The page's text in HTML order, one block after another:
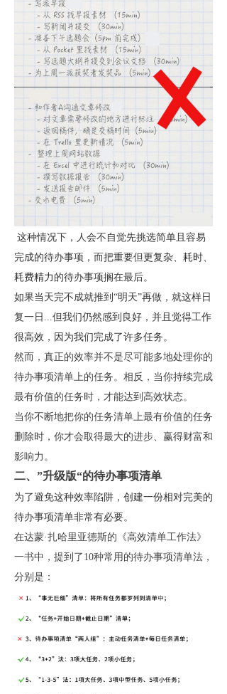
这种情况下，人会不自觉先挑选简单且容易
完成的待办事项，而把重要但更复杂、耗时、
耗费精力 的待办事项搁在最后。
如果当天完不成就推到“明天”再做，就这样日
复一日...但我们仍然感到良好，并且觉得工作
很高效，因为我们完成了许多任务。
然而，真正的效率并不是尽可能多地处理你的
待办事项清单上的任务。相反，当你持续完成
最有价值的任务时，才能达到高效状态。
当你不断地把你的任务清单上最有价值的任务
删除时，你才会取得最大的进步、赢得财富和
影响力。
二、”升级版“的待办事项清单
为了避免这种效率陷阱，创建一份相对完美的
待办事项清单非常有必要。
在达蒙·扎哈里亚德斯的《高效清单工作法》
一书中，提到了10种常用的待办事项清单法，
分别是：